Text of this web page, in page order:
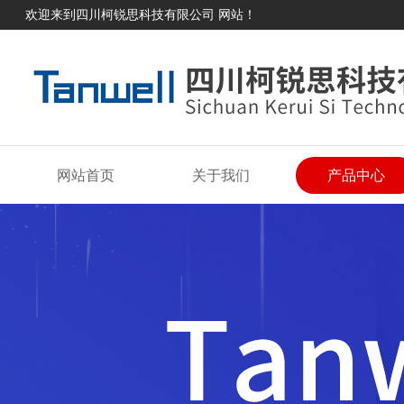
欢迎来到四川柯锐思科技有限公司 网站！
网站首页 关于我们 产品中心